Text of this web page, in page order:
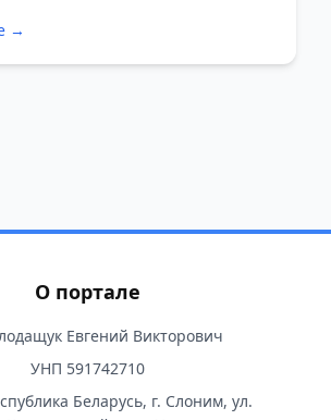
→
О портале
Евгений Викторович
УНП 591742710
Беларусь, г. Слоним, ул.